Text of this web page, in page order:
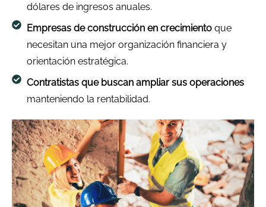
dólares de ingresos anuales.
Empresas de construcción en crecimiento que
necesitan una mejor organización financiera y
orientación estratégica.
Contratistas que buscan ampliar sus operaciones
manteniendo la rentabilidad.